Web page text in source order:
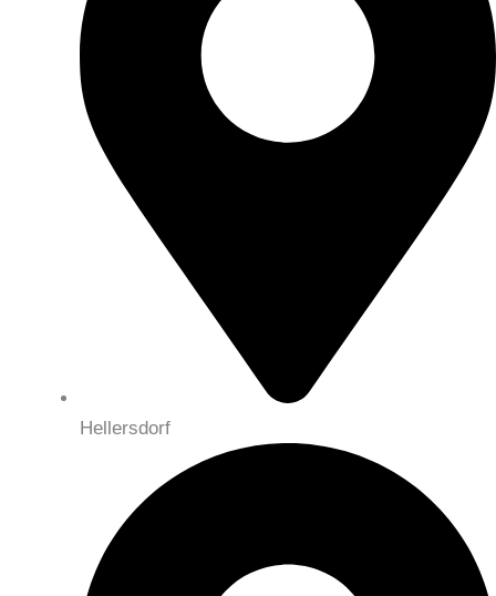
Hellersdorf